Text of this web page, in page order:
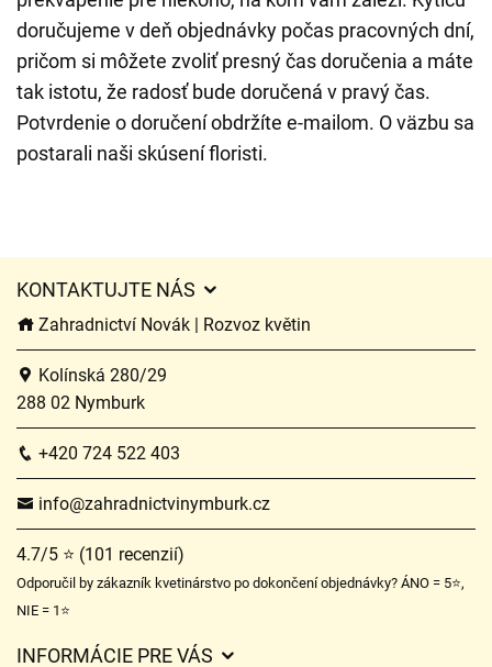
doručujeme v deň objednávky počas pracovných dní,
pričom si môžete zvoliť presný čas doručenia a máte
tak istotu, že radosť bude doručená v pravý čas.
Potvrdenie o doručení obdržíte e-mailom. O väzbu sa
postarali naši skúsení floristi.
KONTAKTUJTE NÁS
Zahradnictví Novák | Rozvoz květin
Kolínská 280/29
288 02 Nymburk
+420 724 522 403
info@zahradnictvinymburk.cz
4.7/5 ⭐ (101 recenzií)
Odporučil by zákazník kvetinárstvo po dokončení objednávky? ÁNO = 5⭐,
NIE = 1⭐
INFORMÁCIE PRE VÁS